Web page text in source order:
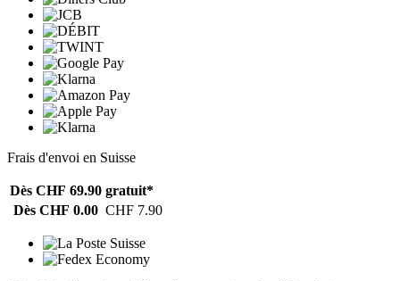
Frais d'envoi en Suisse
Dès CHF 69.90 gratuit*
Dès CHF 0.00 CHF 7.90